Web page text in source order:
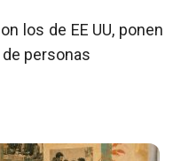
los de EE UU, ponen
personas